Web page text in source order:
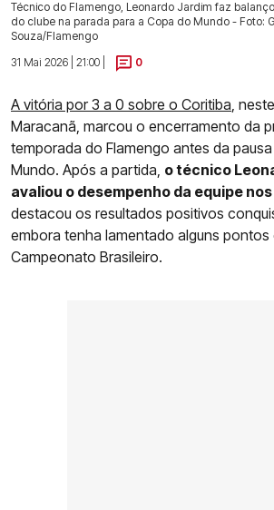
Técnico do Flamengo, Leonardo Jardim faz
do clube na parada para a Copa do Mundo - Foto:
Souza/Flamengo
31 Mai 2026 | 21:00 |
0
A vitória por 3 a 0 sobre o Coritiba ,
Maracanã, marcou o encerramento da
temporada do Flamengo antes da
Mundo. Após a partida, o técnico
avaliou o desempenho da equipe
destacou os resultados positivos
embora tenha lamentado alguns
Campeonato Brasileiro.